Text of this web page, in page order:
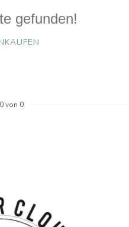
gefunden!
0von 0